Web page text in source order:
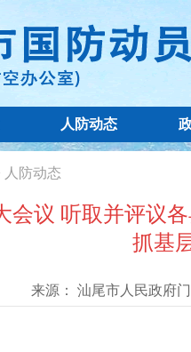
人防动态
人防动态
会议 听取并评议
抓基
来源： 汕尾市人民政府